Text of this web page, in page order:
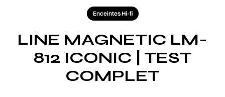
Enceintes Hi-fi
LINE MAGNETIC LM-
812 ICONIC | TEST
COMPLET